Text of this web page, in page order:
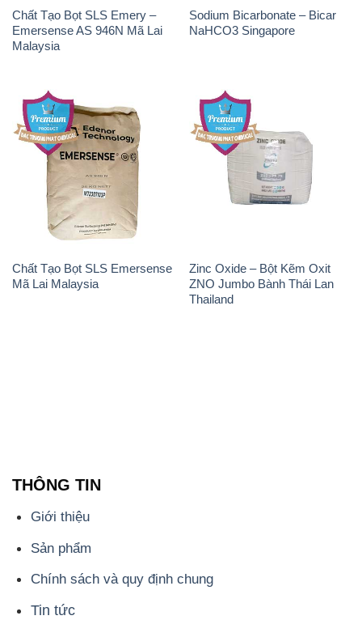
Chất Tạo Bọt SLS Emery –
Emersense AS 946N Mã Lai
Malaysia
Sodium Bicarbonate – Bicar
NaHCO3 Singapore
Chất Tạo Bọt SLS Emersense
Mã Lai Malaysia
Zinc Oxide – Bột Kẽm Oxit
ZNO Jumbo Bành Thái Lan
Thailand
THÔNG TIN
Giới thiệu
Sản phẩm
Chính sách và quy định chung
Tin tức